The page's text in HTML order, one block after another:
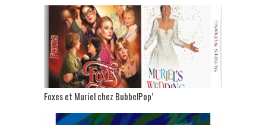
Foxes et Muriel chez BubbelPop’